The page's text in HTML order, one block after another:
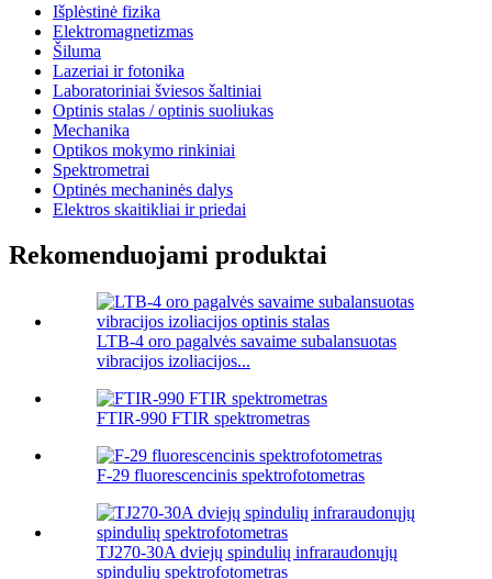
Išplėstinė fizika
Elektromagnetizmas
Šiluma
Lazeriai ir fotonika
Laboratoriniai šviesos šaltiniai
Optinis stalas / optinis suoliukas
Mechanika
Optikos mokymo rinkiniai
Spektrometrai
Optinės mechaninės dalys
Elektros skaitikliai ir priedai
Rekomenduojami produktai
LTB-4 oro pagalvės savaime subalansuotas
vibracijos izoliacijos...
FTIR-990 FTIR spektrometras
F-29 fluorescencinis spektrofotometras
TJ270-30A dviejų spindulių infraraudonųjų
spindulių spektrofotometras